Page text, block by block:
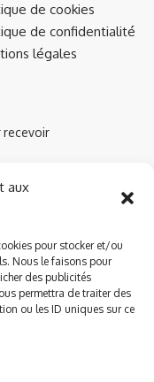
aux
pour stocker et/ou
Nous le faisons pour
des publicités
permettra de traiter des
ou les ID uniques sur ce
de cookies
de confidentialité
légales
recevoir